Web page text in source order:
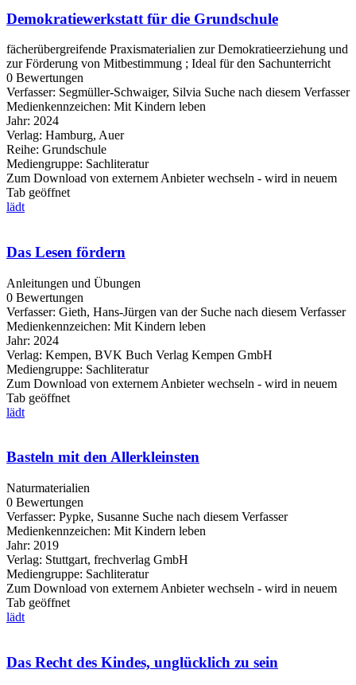
Demokratiewerkstatt für die Grundschule
fächerübergreifende Praxismaterialien zur Demokratieerziehung und
zur Förderung von Mitbestimmung ; Ideal für den Sachunterricht
0 Bewertungen
Verfasser: Segmüller-Schwaiger, Silvia Suche nach diesem Verfasser
Medienkennzeichen: Mit Kindern leben
Jahr: 2024
Verlag: Hamburg, Auer
Reihe: Grundschule
Mediengruppe: Sachliteratur
Zum Download von externem Anbieter wechseln - wird in neuem
Tab geöffnet
lädt
Das Lesen fördern
Anleitungen und Übungen
0 Bewertungen
Verfasser: Gieth, Hans-Jürgen van der Suche nach diesem Verfasser
Medienkennzeichen: Mit Kindern leben
Jahr: 2024
Verlag: Kempen, BVK Buch Verlag Kempen GmbH
Mediengruppe: Sachliteratur
Zum Download von externem Anbieter wechseln - wird in neuem
Tab geöffnet
lädt
Basteln mit den Allerkleinsten
Naturmaterialien
0 Bewertungen
Verfasser: Pypke, Susanne Suche nach diesem Verfasser
Medienkennzeichen: Mit Kindern leben
Jahr: 2019
Verlag: Stuttgart, frechverlag GmbH
Mediengruppe: Sachliteratur
Zum Download von externem Anbieter wechseln - wird in neuem
Tab geöffnet
lädt
Das Recht des Kindes, unglücklich zu sein